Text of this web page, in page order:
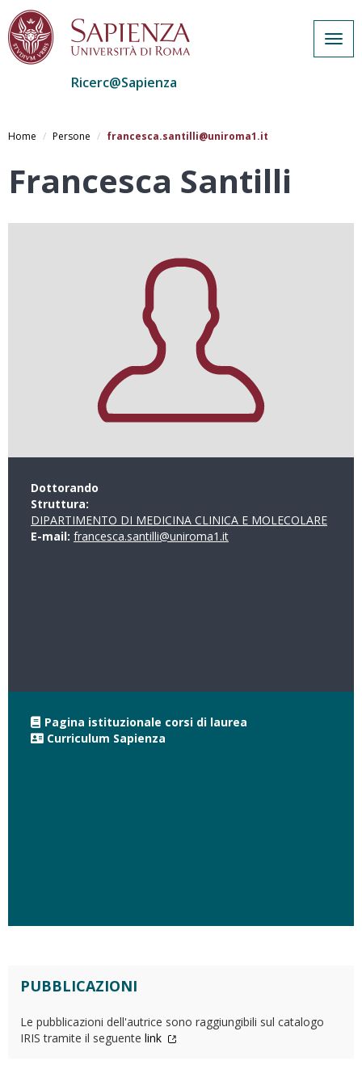
al
Ricerc@Sapienza
Home Persone francesca.santilli@uniroma1.it
Francesca Santilli
Dottorando
Struttura:
DIPARTIMENTO DI MEDICINA CLINICA E MOLECOLARE
E-mail: francesca.santilli@uniroma1.it
Pagina istituzionale corsi di laurea
Curriculum Sapienza
PUBBLICAZIONI
Le pubblicazioni dell'autrice sono raggiungibili sul catalogo
IRIS tramite il seguente link